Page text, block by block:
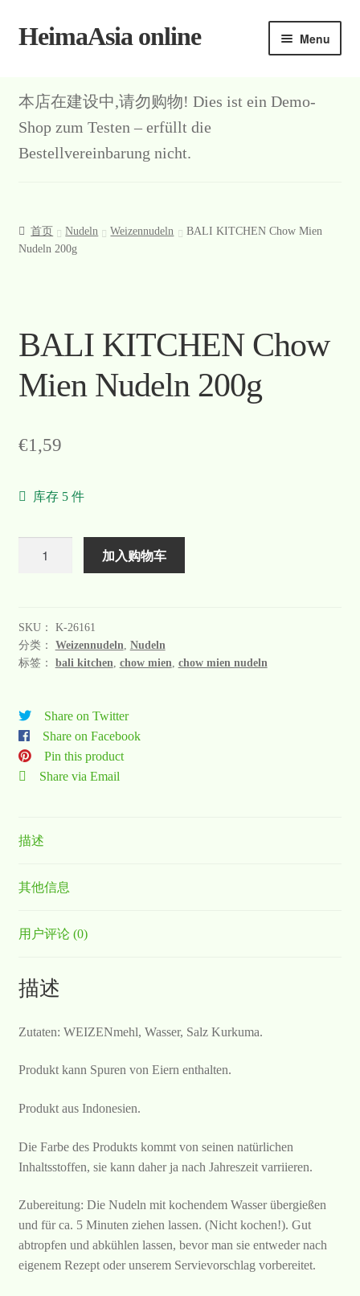
Skip
Skip
HeimaAsia online Menu
本店在建设中,请勿购物! Dies ist ein Demo-
Shop zum Testen – erfüllt die
Bestellvereinbarung nicht.
首页 Nudeln Weizennudeln
BALI KITCHEN Chow Mien
Nudeln 200g
BALI KITCHEN Chow
Mien Nudeln 200g
€1,59
库存 5 件
加入购物车
SKU： K-26161
分类： Weizennudeln Nudeln
标签： bali kitchen chow mien chow mien nudeln
Share on Twitter
Share on Facebook
Pin this product
Share via Email
描述
其他信息
用户评论 (0)
描述
Zutaten: WEIZENmehl, Wasser, Salz Kurkuma.
Produkt kann Spuren von Eiern enthalten.
Produkt aus Indonesien.
Die Farbe des Produkts kommt von seinen natürlichen
Inhaltsstoffen, sie kann daher ja nach Jahreszeit varriieren.
Zubereitung: Die Nudeln mit kochendem Wasser übergießen
und für ca. 5 Minuten ziehen lassen. (Nicht kochen!). Gut
abtropfen und abkühlen lassen, bevor man sie entweder nach
eigenem Rezept oder unserem Servievorschlag vorbereitet.